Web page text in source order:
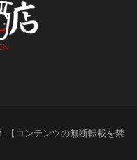
【コンテンツの無断転載を禁